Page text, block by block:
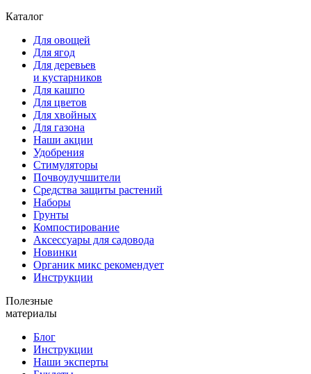
Каталог
Для овощей
Для ягод
Для деревьев
и кустарников
Для кашпо
Для цветов
Для хвойных
Для газона
Наши акции
Удобрения
Стимуляторы
Почвоулучшители
Средства защиты растений
Наборы
Грунты
Компостирование
Аксессуары для садовода
Новинки
Органик микс рекомендует
Инструкции
Полезные
материалы
Блог
Инструкции
Наши эксперты